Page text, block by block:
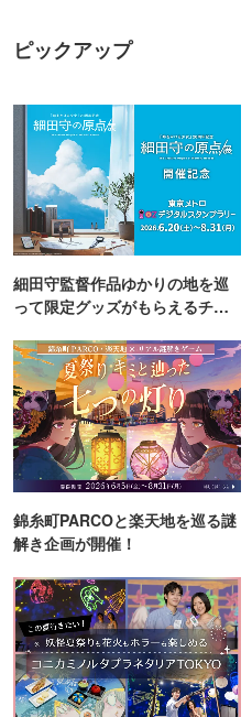
ピックアップ
細田守監督作品ゆかりの地を巡
って限定グッズがもらえるチャ
錦糸町PARCOと楽天地を巡る謎
解き企画が開催！